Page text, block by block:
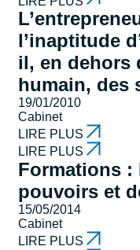
l’inaptitude
il, en dehors
humain, des
19/01/2010
Cabinet
LIRE PLUS
LIRE PLUS
Formations :
pouvoirs et
15/05/2014
Cabinet
LIRE PLUS